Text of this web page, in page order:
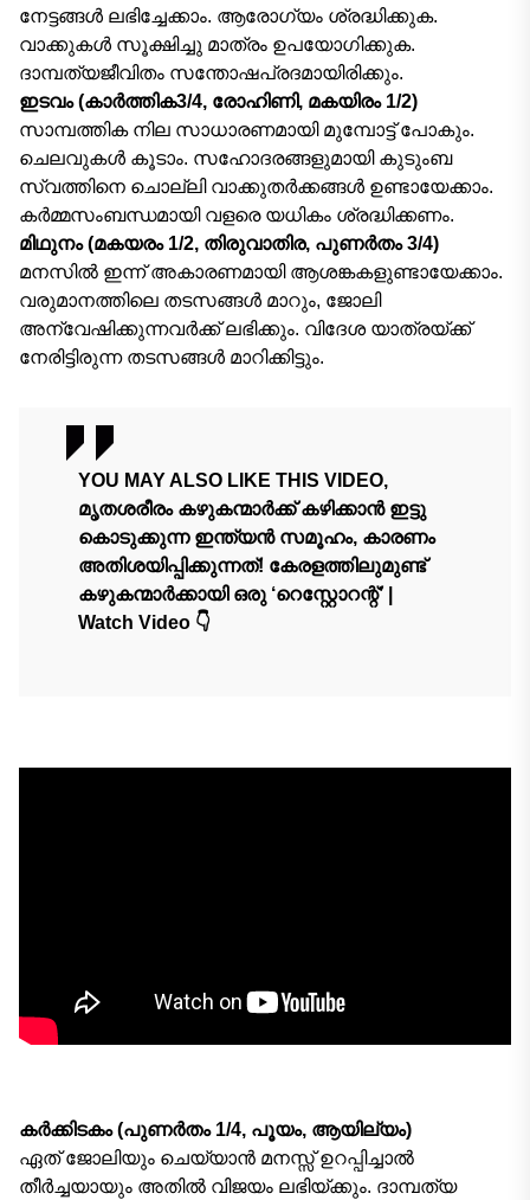
നേട്ടങ്ങൾ ലഭിച്ചേക്കാം. ആരോഗ്യം ശ്രദ്ധിക്കുക.
വാക്കുകൾ സൂക്ഷിച്ചു മാത്രം ഉപയോഗിക്കുക.
ദാമ്പത്യജീവിതം സന്തോഷപ്രദമായിരിക്കും.
ഇടവം (കാര്‍ത്തിക3/4, രോഹിണി, മകയിരം 1/2)
സാമ്പത്തിക നില സാധാരണമായി മുമ്പോട്ട് പോകും.
ചെലവുകൾ കൂടാം. സഹോദരങ്ങളുമായി കുടുംബ
സ്വത്തിനെ ചൊല്ലി വാക്കുതർക്കങ്ങൾ ഉണ്ടായേക്കാം.
കര്‍മ്മസംബന്ധമായി വളരെ യധികം ശ്രദ്ധിക്കണം.
മിഥുനം (മകയരം 1/2, തിരുവാതിര, പുണര്‍തം 3/4)
മനസിൽ ഇന്ന് അകാരണമായി ആശങ്കകളുണ്ടായേക്കാം.
വരുമാനത്തിലെ തടസങ്ങൾ മാറും, ജോലി
അന്വേഷിക്കുന്നവർക്ക് ലഭിക്കും. വിദേശ യാത്രയ്ക്ക്
നേരിട്ടിരുന്ന തടസങ്ങള്‍ മാറിക്കിട്ടും.
YOU MAY ALSO LIKE THIS VIDEO,
മൃതശരീരം കഴുകന്മാർക്ക് കഴിക്കാൻ ഇട്ടു
കൊടുക്കുന്ന ഇന്ത്യൻ സമൂഹം, കാരണം
അതിശയിപ്പിക്കുന്നത്! കേരളത്തിലുമുണ്ട്
കഴുകന്മാർക്കായി ഒരു ‘റെസ്റ്റോറന്റ്’ |
Watch Video 👇
കര്‍ക്കിടകം (പുണര്‍തം 1/4, പൂയം, ആയില്യം)
ഏത് ജോലിയും ചെയ്യാൻ മനസ്സ് ഉറപ്പിച്ചാൽ
തീർച്ചയായും അതിൽ വിജയം ലഭിയ്ക്കും. ദാമ്പത്യ